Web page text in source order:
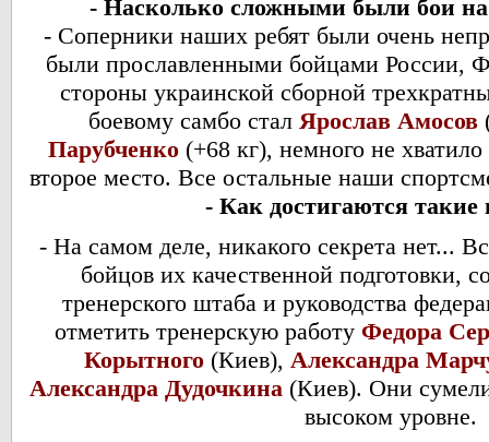
- Насколько сложными были бои
- Соперники наших ребят были очень
были прославленными бойцами России,
стороны украинской сборной
боевому самбо стал Ярослав Амосов
Парубченко (+68 кг), немного не
второе место. Все остальные наши
- Как достигаются
- На самом деле, никакого секрета нет...
бойцов их качественной подготовки,
тренерского штаба и руководства
отметить тренерскую работу Федора
Корытного (Киев),Александра
Александра Дудочкина (Киев). Они
высоком уровне.